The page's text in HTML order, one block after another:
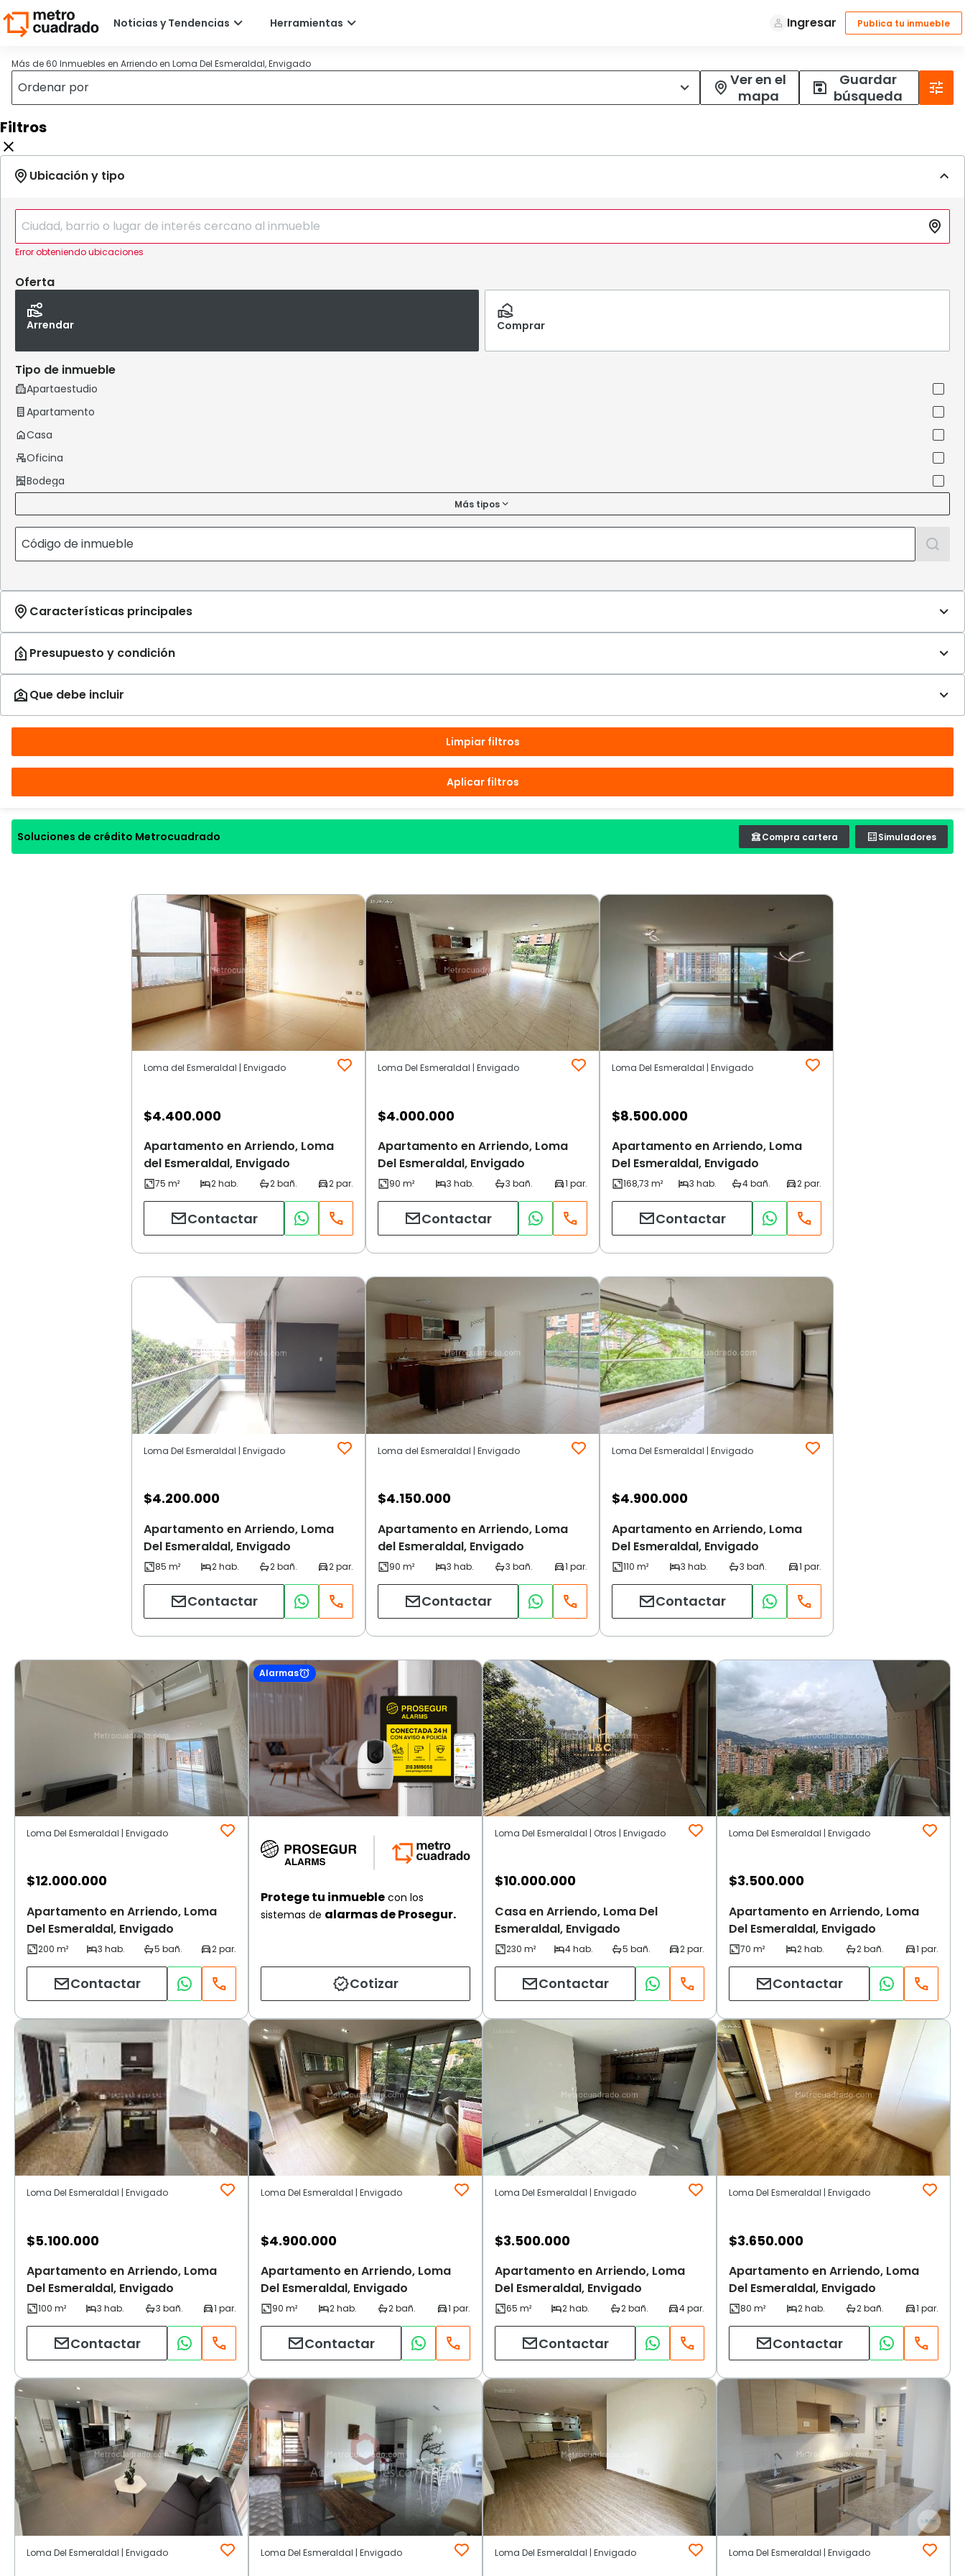
Más de 60 Inmuebles en Arriendo en Loma Del Esmeraldal, Envigado
Ver en el
mapa
Guardar
búsqueda
Filtros
Error obteniendo ubicaciones
Oferta
Arrendar Comprar
Tipo de inmueble
Más tipos
Limpiar filtros
Aplicar filtros
Soluciones de crédito Metrocuadrado Compra cartera Simuladores
Loma del Esmeraldal | Envigado
$4.400.000
Apartamento en Arriendo, Loma
del Esmeraldal, Envigado
Contactar
Loma Del Esmeraldal | Envigado
$4.000.000
Apartamento en Arriendo, Loma
Del Esmeraldal, Envigado
Contactar
Loma Del Esmeraldal | Envigado
$8.500.000
Apartamento en Arriendo, Loma
Del Esmeraldal, Envigado
Contactar
Loma Del Esmeraldal | Envigado
$4.200.000
Apartamento en Arriendo, Loma
Del Esmeraldal, Envigado
Contactar
Loma del Esmeraldal | Envigado
$4.150.000
Apartamento en Arriendo, Loma
del Esmeraldal, Envigado
Contactar
Loma Del Esmeraldal | Envigado
$4.900.000
Apartamento en Arriendo, Loma
Del Esmeraldal, Envigado
Contactar
Loma Del Esmeraldal | Envigado
$12.000.000
Apartamento en Arriendo, Loma
Del Esmeraldal, Envigado
Contactar
Alarmas
Protege tu inmueble con los
sistemas de alarmas de Prosegur.
Cotizar
Loma Del Esmeraldal | Otros | Envigado
$10.000.000
Casa en Arriendo, Loma Del
Esmeraldal, Envigado
Contactar
Loma Del Esmeraldal | Envigado
$3.500.000
Apartamento en Arriendo, Loma
Del Esmeraldal, Envigado
Contactar
Loma Del Esmeraldal | Envigado
$5.100.000
Apartamento en Arriendo, Loma
Del Esmeraldal, Envigado
Contactar
Loma Del Esmeraldal | Envigado
$4.900.000
Apartamento en Arriendo, Loma
Del Esmeraldal, Envigado
Contactar
Loma Del Esmeraldal | Envigado
$3.500.000
Apartamento en Arriendo, Loma
Del Esmeraldal, Envigado
Contactar
Loma Del Esmeraldal | Envigado
$3.650.000
Apartamento en Arriendo, Loma
Del Esmeraldal, Envigado
Contactar
Loma Del Esmeraldal | Envigado Loma Del Esmeraldal | Envigado Loma Del Esmeraldal | Envigado Loma Del Esmeraldal | Envigado